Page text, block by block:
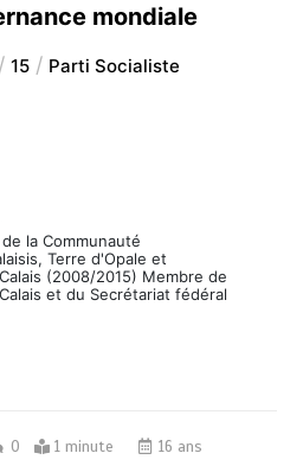
mondiale
15
Parti Socialiste
la Communauté
Terre d'Opale et
(2008/2015) Membre de
et du Secrétariat fédéral
0 1 minute 16 ans